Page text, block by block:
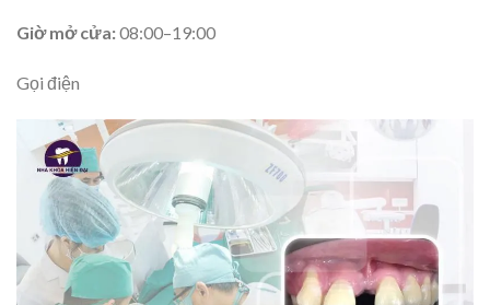
Giờ mở cửa:08:00–19:00
Gọi điện